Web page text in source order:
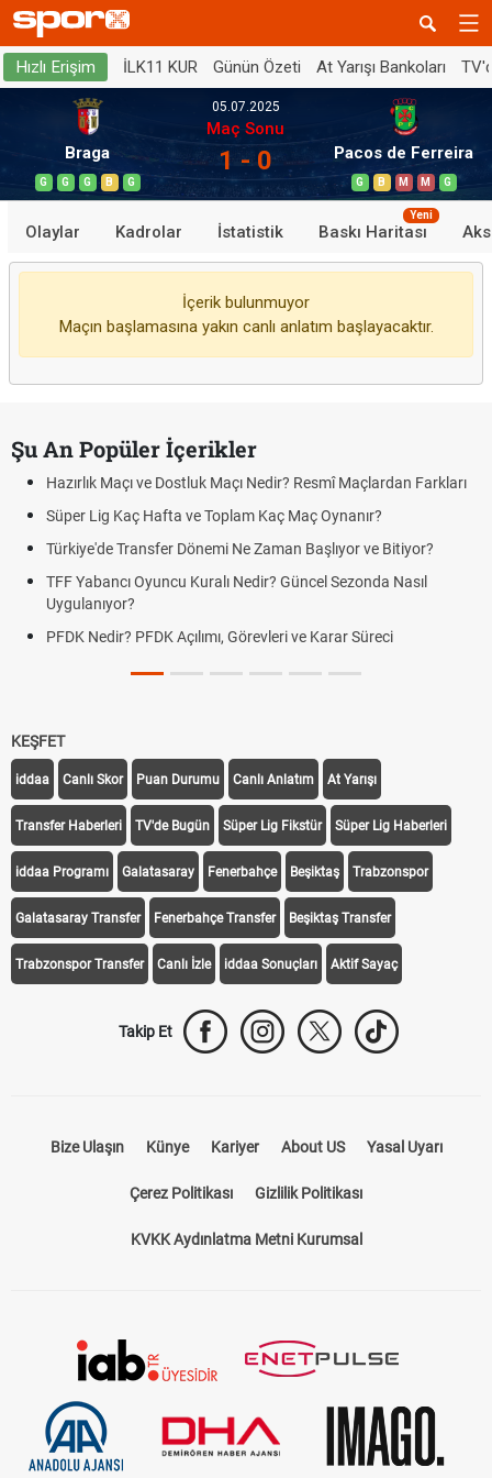
Hızlı Erişim İLK11 KUR Günün Özeti At Yarışı Bankoları
Braga
G G G B G
05.07.2025
Maç Sonu
1 - 0 Pacos de Ferreira
G B M M G
Olaylar Kadrolar İstatistik Baskı Haritası
Yeni
İçerik bulunmuyor
Maçın başlamasına yakın canlı anlatım başlayacaktır.
Şu An Popüler İçerikler
Hazırlık Maçı ve Dostluk Maçı Nedir? Resmî Maçlardan Farkları
Süper Lig Kaç Hafta ve Toplam Kaç Maç Oynanır?
Türkiye'de Transfer Dönemi Ne Zaman Başlıyor ve Bitiyor?
TFF Yabancı Oyuncu Kuralı Nedir? Güncel Sezonda Nasıl
Uygulanıyor?
PFDK Nedir? PFDK Açılımı, Görevleri ve Karar Süreci
KEŞFET
iddaa Canlı Skor Puan Durumu Canlı Anlatım At Yarışı
Transfer Haberleri TV'de Bugün Süper Lig Fikstür Süper Lig Haberleri
iddaa Programı Galatasaray Fenerbahçe Beşiktaş Trabzonspor
Galatasaray Transfer Fenerbahçe Transfer Beşiktaş Transfer
Trabzonspor Transfer Canlı İzle iddaa Sonuçları Aktif Sayaç
Takip Et
Bize Ulaşın Künye Kariyer About US Yasal Uyarı
Çerez Politikası Gizlilik Politikası
KVKK Aydınlatma Metni Kurumsal